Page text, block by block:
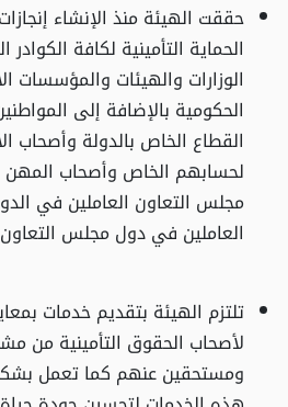
حققت الهيئة منذ الإنشاء
الحماية التأمينية لكافة
الوزارات والهيئات والمؤسسات
الحكومية بالإضافة إلى
القطاع الخاص بالدولة وأصحاب
لحسابهم الخاص وأصحاب
مجلس التعاون العاملين في
العاملين في دول مجلس
تلتزم الهيئة بتقديم خدمات
لأصحاب الحقوق التأمينية من
ومستحقين عنهم كما تعمل